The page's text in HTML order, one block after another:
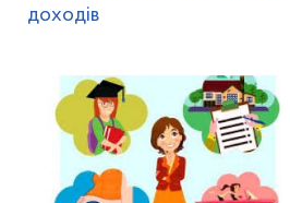
доходів